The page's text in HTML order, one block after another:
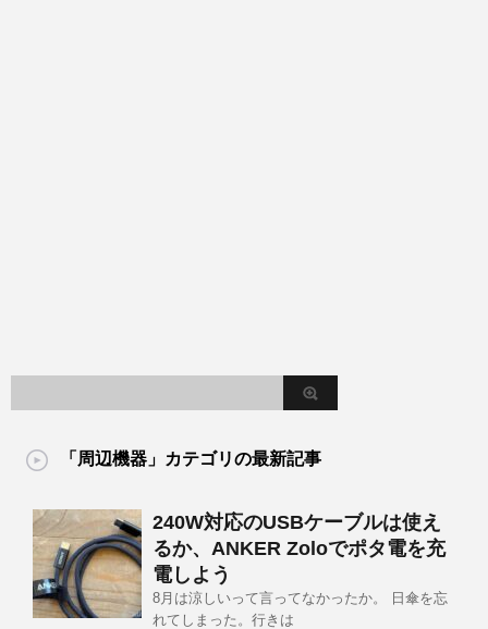
「周辺機器」カテゴリの最新記事
240W対応のUSBケーブルは使え
るか、ANKER Zoloでポタ電を充
電しよう
8月は涼しいって言ってなかったか。 日傘を忘
れてしまった。行きは